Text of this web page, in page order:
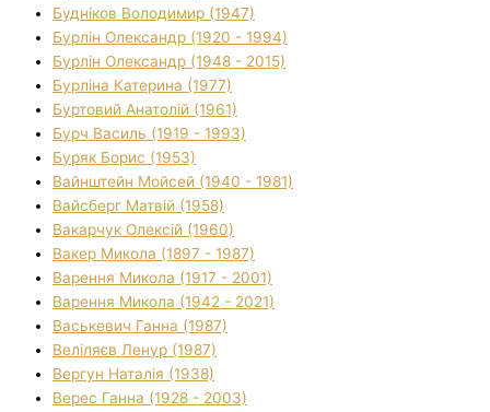
Будніков Володимир (1947)
Бурлін Олександр (1920 - 1994)
Бурлін Олександр (1948 - 2015)
Бурліна Катерина (1977)
Буртовий Анатолій (1961)
Бурч Василь (1919 - 1993)
Буряк Борис (1953)
Вайнштейн Мойсей (1940 - 1981)
Вайсберг Матвій (1958)
Вакарчук Олексій (1960)
Вакер Микола (1897 - 1987)
Варення Микола (1917 - 2001)
Варення Микола (1942 - 2021)
Васькевич Ганна (1987)
Веліляєв Ленур (1987)
Вергун Наталія (1938)
Верес Ганна (1928 - 2003)